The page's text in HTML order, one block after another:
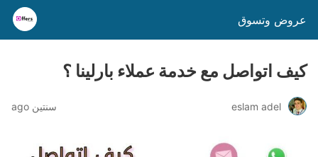
عروض وتسوق
كيف اتواصل مع خدمة عملاء بارلينا ؟
eslam adel سنتين ago